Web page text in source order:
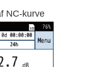
NC-kurve